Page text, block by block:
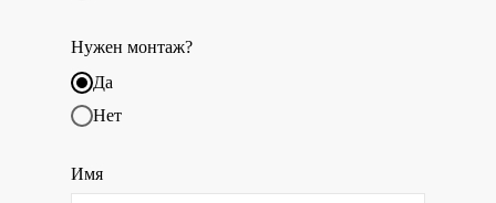
Нужен монтаж?
Да
Нет
Имя